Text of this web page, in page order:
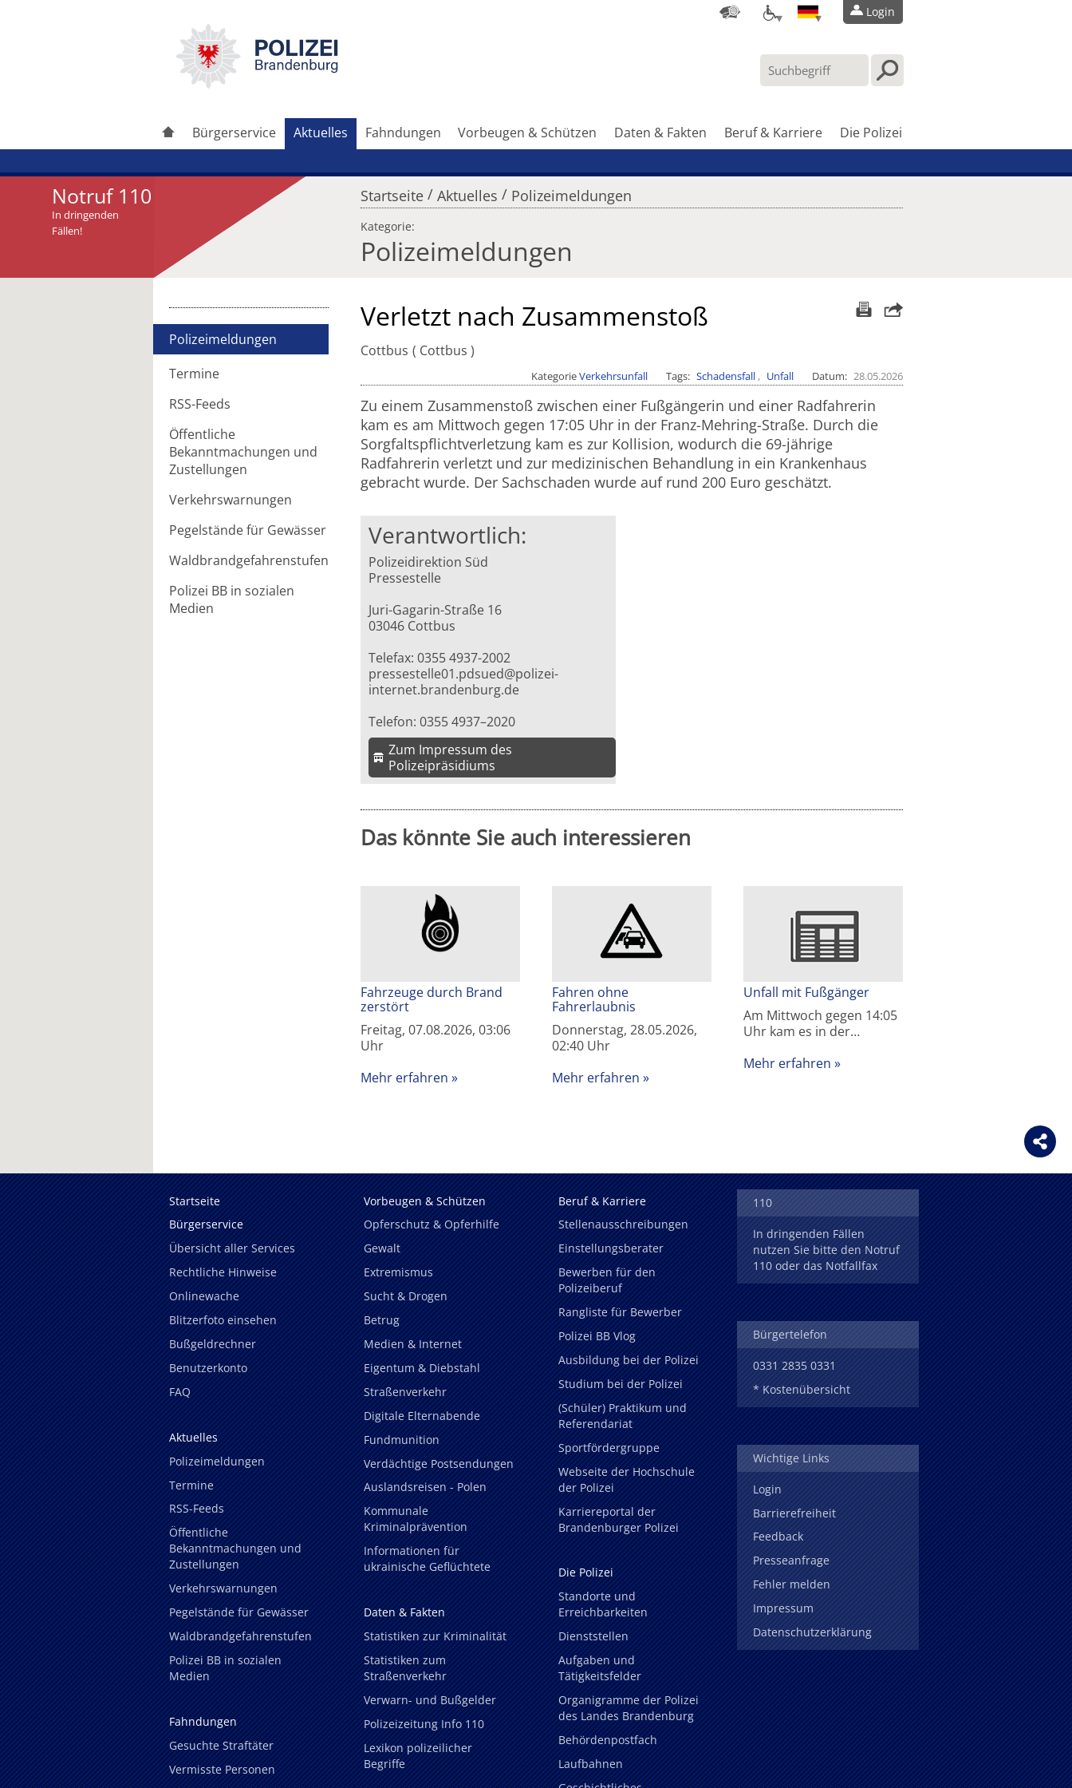
Login
Bürgerservice Aktuelles Fahndungen Vorbeugen & Schützen Daten & Fakten Beruf & Karriere Die Polizei
Notruf 110
In dringenden
Fällen!
Startseite / Aktuelles / Polizeimeldungen
Kategorie:
Polizeimeldungen
Polizeimeldungen
Termine
RSS-Feeds
Öffentliche
Bekanntmachungen und
Zustellungen
Verkehrswarnungen
Pegelstände für Gewässer
Waldbrandgefahrenstufen
Polizei BB in sozialen
Medien
Artikel weiterleiten Verletzt nach Zusammenstoß
Cottbus Cottbus
KategorieVerkehrsunfall Tags Schadensfall Unfall Datum 28.05.2026
Zu einem Zusammenstoß zwischen einer Fußgängerin und einer Radfahrerin
kam es am Mittwoch gegen 17:05 Uhr in der Franz-Mehring-Straße. Durch die
Sorgfaltspflichtverletzung kam es zur Kollision, wodurch die 69-jährige
Radfahrerin verletzt und zur medizinischen Behandlung in ein Krankenhaus
gebracht wurde. Der Sachschaden wurde auf rund 200 Euro geschätzt.
Verantwortlich:
Polizeidirektion Süd
Pressestelle
Juri-Gagarin-Straße 16
03046 Cottbus
Telefax: 0355 4937-2002
pressestelle01.pdsued@polizei-
internet.brandenburg.de
Telefon: 0355 4937–2020
Zum Impressum des
Polizeipräsidiums
Das könnte Sie auch interessieren
Fahrzeuge durch Brand
zerstört
Freitag, 07.08.2026, 03:06
Uhr
Mehr erfahren
Fahren ohne
Fahrerlaubnis
Donnerstag, 28.05.2026,
02:40 Uhr
Mehr erfahren
Unfall mit Fußgänger
Am Mittwoch gegen 14:05
Uhr kam es in der…
Mehr erfahren
Startseite
Bürgerservice
Übersicht aller Services
Rechtliche Hinweise
Onlinewache
Blitzerfoto einsehen
Bußgeldrechner
Benutzerkonto
FAQ
Aktuelles
Polizeimeldungen
Termine
RSS-Feeds
Öffentliche
Bekanntmachungen und
Zustellungen
Verkehrswarnungen
Pegelstände für Gewässer
Waldbrandgefahrenstufen
Polizei BB in sozialen
Medien
Fahndungen
Gesuchte Straftäter
Vermisste Personen
Vorbeugen & Schützen
Opferschutz & Opferhilfe
Gewalt
Extremismus
Sucht & Drogen
Betrug
Medien & Internet
Eigentum & Diebstahl
Straßenverkehr
Digitale Elternabende
Fundmunition
Verdächtige Postsendungen
Auslandsreisen - Polen
Kommunale
Kriminalprävention
Informationen für
ukrainische Geflüchtete
Daten & Fakten
Statistiken zur Kriminalität
Statistiken zum
Straßenverkehr
Verwarn- und Bußgelder
Polizeizeitung Info 110
Lexikon polizeilicher
Begriffe
Beruf & Karriere
Stellenausschreibungen
Einstellungsberater
Bewerben für den
Polizeiberuf
Rangliste für Bewerber
Polizei BB Vlog
Ausbildung bei der Polizei
Studium bei der Polizei
(Schüler) Praktikum und
Referendariat
Sportfördergruppe
Webseite der Hochschule
der Polizei
Karriereportal der
Brandenburger Polizei
Die Polizei
Standorte und
Erreichbarkeiten
Dienststellen
Aufgaben und
Tätigkeitsfelder
Organigramme der Polizei
des Landes Brandenburg
Behördenpostfach
Laufbahnen
110
In dringenden Fällen
nutzen Sie bitte den Notruf
110 oder das Notfallfax
Bürgertelefon
0331 2835 0331
* Kostenübersicht
Wichtige Links
Login
Barrierefreiheit
Feedback
Presseanfrage
Fehler melden
Impressum
Datenschutzerklärung